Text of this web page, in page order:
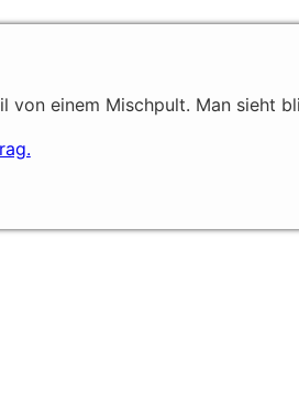
von einem Mischpult. Man sieht